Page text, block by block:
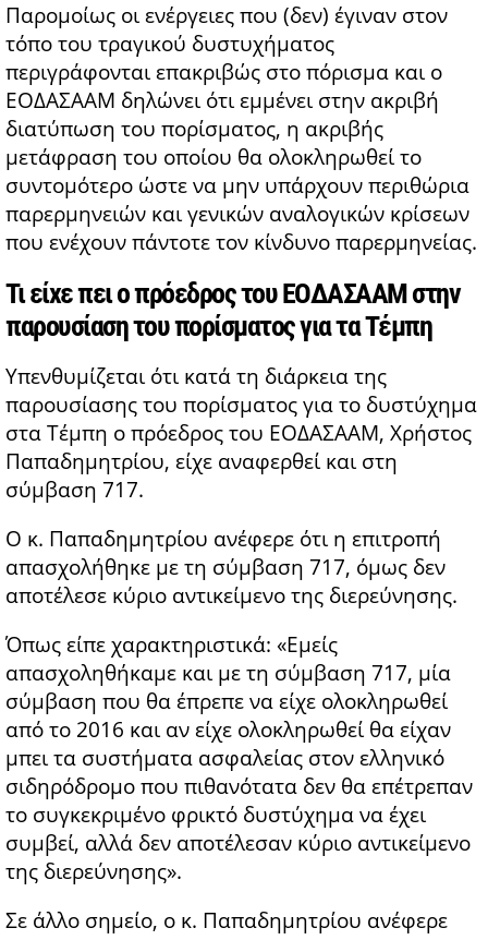
Παρομοίως οι ενέργειες που (δεν) έγιναν στον
τόπο του τραγικού δυστυχήματος
περιγράφονται επακριβώς στο πόρισμα και ο
ΕΟΔΑΣΑΑΜ δηλώνει ότι εμμένει στην ακριβή
διατύπωση του πορίσματος, η ακριβής
μετάφραση του οποίου θα ολοκληρωθεί το
συντομότερο ώστε να μην υπάρχουν περιθώρια
παρερμηνειών και γενικών αναλογικών κρίσεων
που ενέχουν πάντοτε τον κίνδυνο παρερμηνείας.
Τι είχε πει ο πρόεδρος του ΕΟΔΑΣΑΑΜ στην
παρουσίαση του πορίσματος για τα Τέμπη
Υπενθυμίζεται ότι κατά τη διάρκεια της
παρουσίασης του πορίσματος για το δυστύχημα
στα Τέμπη ο πρόεδρος του ΕΟΔΑΣΑΑΜ, Χρήστος
Παπαδημητρίου, είχε αναφερθεί και στη
σύμβαση 717.
Ο κ. Παπαδημητρίου ανέφερε ότι η επιτροπή
απασχολήθηκε με τη σύμβαση 717, όμως δεν
αποτέλεσε κύριο αντικείμενο της διερεύνησης.
Όπως είπε χαρακτηριστικά: «Εμείς
απασχοληθήκαμε και με τη σύμβαση 717, μία
σύμβαση που θα έπρεπε να είχε ολοκληρωθεί
από το 2016 και αν είχε ολοκληρωθεί θα είχαν
μπει τα συστήματα ασφαλείας στον ελληνικό
σιδηρόδρομο που πιθανότατα δεν θα επέτρεπαν
το συγκεκριμένο φρικτό δυστύχημα να έχει
συμβεί, αλλά δεν αποτέλεσαν κύριο αντικείμενο
της διερεύνησης».
Σε άλλο σημείο, ο κ. Παπαδημητρίου ανέφερε